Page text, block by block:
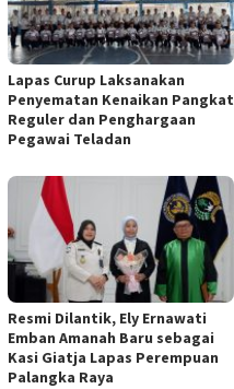
Lapas Curup Laksanakan
Penyematan Kenaikan Pangkat
Reguler dan Penghargaan
Pegawai Teladan
Resmi Dilantik, Ely Ernawati
Emban Amanah Baru sebagai
Kasi Giatja Lapas Perempuan
Palangka Raya